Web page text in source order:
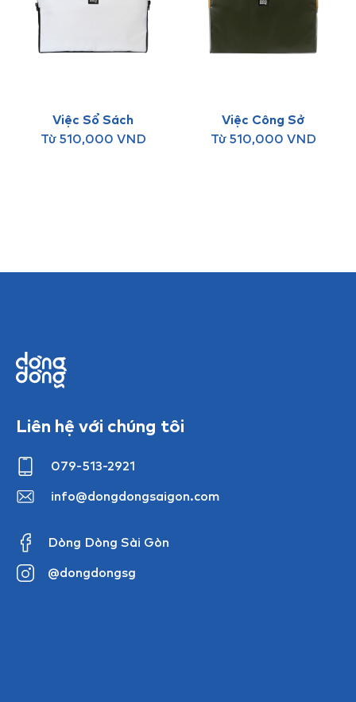
Việc Sổ Sách
Từ 510,000 VND
Việc Công Sở
Từ 510,000 VND
Liên hệ với chúng tôi
079-513-2921
info@dongdongsaigon.com
Dòng Dòng Sài Gòn
@dongdongsg